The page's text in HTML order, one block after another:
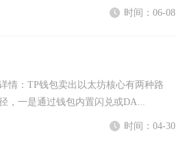
时间：06-08
情： TP钱包卖出以太坊核心有两种路
，一是通过钱包内置闪兑或DA...
时间：04-30